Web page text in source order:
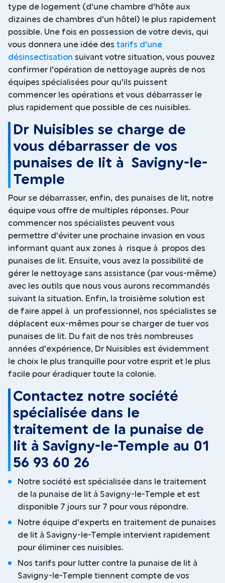
type de logement (d'une chambre d'hôte aux
dizaines de chambres d'un hôtel) le plus rapidement
possible. Une fois en possession de votre devis, qui
vous donnera une idée des tarifs d'une
désinsectisation suivant votre situation, vous pouvez
confirmer l'opération de nettoyage auprès de nos
équipes spécialisées pour qu'ils puissent
commencer les opérations et vous débarrasser le
plus rapidement que possible de ces nuisibles.
Dr Nuisibles se charge de
vous débarrasser de vos
punaises de lit à Savigny-le-
Temple
Pour se débarrasser, enfin, des punaises de lit, notre
équipe vous offre de multiples réponses. Pour
commencer nos spécialistes peuvent vous
permettre d'éviter une prochaine invasion en vous
informant quant aux zones à risque à propos des
punaises de lit. Ensuite, vous avez la possibilité de
gérer le nettoyage sans assistance (par vous-même)
avec les outils que nous vous aurons recommandés
suivant la situation. Enfin, la troisième solution est
de faire appel à un professionnel, nos spécialistes se
déplacent eux-mêmes pour se charger de tuer vos
punaises de lit. Du fait de nos très nombreuses
années d'expérience, Dr Nuisibles est évidemment
le choix le plus tranquille pour votre esprit et le plus
facile pour éradiquer toute la colonie.
Contactez notre société
spécialisée dans le
traitement de la punaise de
lit à Savigny-le-Temple au 01
56 93 60 26
Notre société est spécialisée dans le traitement
de la punaise de lit à Savigny-le-Temple et est
disponible 7 jours sur 7 pour vous répondre.
Notre équipe d'experts en traitement de punaises
de lit à Savigny-le-Temple intervient rapidement
pour éliminer ces nuisibles.
Nos tarifs pour lutter contre la punaise de lit à
Savigny-le-Temple tiennent compte de vos